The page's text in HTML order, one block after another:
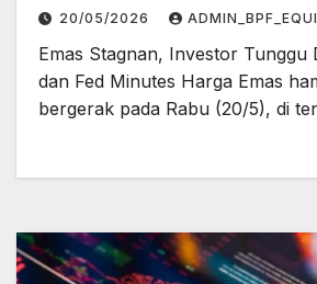
20/05/2026
Emas Stagnan, Investor Tunggu
dan Fed Minutes Harga Emas
bergerak pada Rabu (20/5), di